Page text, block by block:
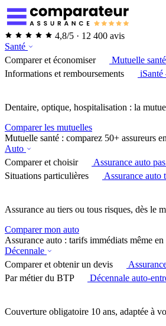
4,8/5 · 12 400 avis
Santé
Comparer et économiser
Mutuelle
Informations et remboursements
Dentaire, optique, hospitalisation : la
Comparer les mutuelles
Mutuelle santé : comparez 50+ assureurs
Auto
Comparer et choisir
Assurance auto
Situations particulières
Assurance auto
Assurance au tiers ou tous risques, dès
Comparer mon auto
Assurance auto : tarifs immédiats même
Décennale
Comparer et obtenir un devis
Par métier du BTP
Décennale auto-
Couverture obligatoire 10 ans, adaptée à